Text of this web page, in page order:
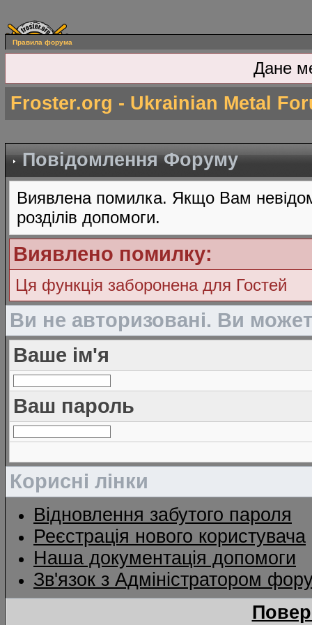
Правила форума
Дане
Froster.org - Ukrainian Metal
Повідомлення Форуму
Виявлена помилка. Якщо Вам
розділів допомоги.
Виявлено помилку:
Ця функція заборонена для Гостей
Ви не авторизовані. Ви
Ваше ім'я
Ваш пароль
Корисні лінки
Відновлення забутого пароля
Реєстрація нового користувача
Наша документація допомоги
Зв'язок з Адміністратором